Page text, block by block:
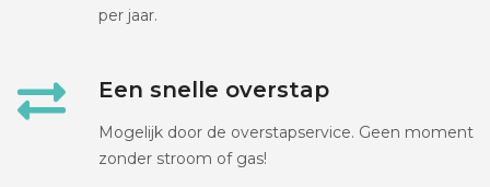
per jaar.
Een snelle overstap
Mogelijk door de overstapservice. Geen moment
zonder stroom of gas!